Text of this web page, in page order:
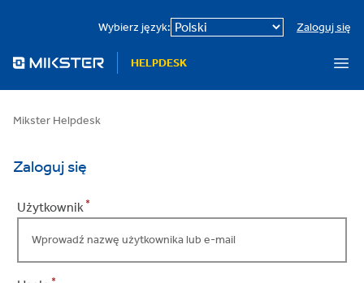
Wybierz język: Zaloguj się
HELPDESK
Mikster Helpdesk
Zaloguj się
Formularz logowania
Użytkownik *